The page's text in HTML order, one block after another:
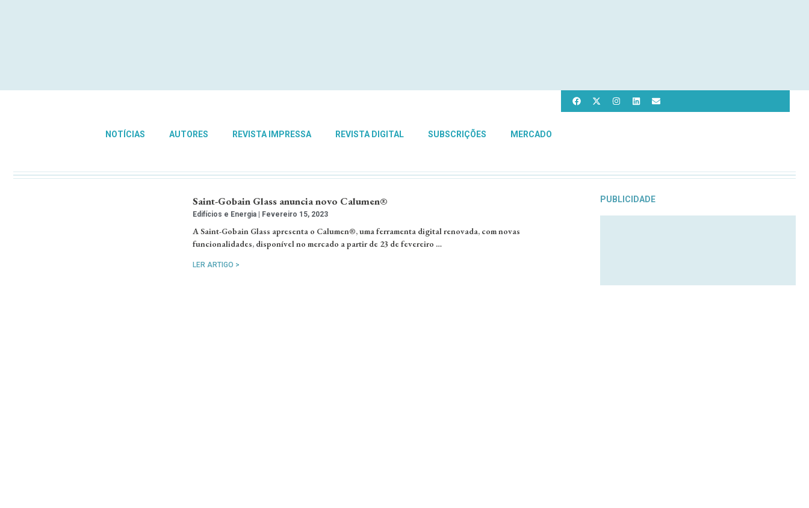
NOTÍCIAS AUTORES REVISTA IMPRESSA REVISTA DIGITAL SUBSCRIÇÕES MERCADO
Saint-Gobain Glass anuncia novo Calumen®
Edifícios e Energia Fevereiro 15, 2023
A Saint-Gobain Glass apresenta o Calumen®, uma ferramenta digital renovada, com novas
funcionalidades, disponível no mercado a partir de 23 de fevereiro …
LER ARTIGO >
PUBLICIDADE